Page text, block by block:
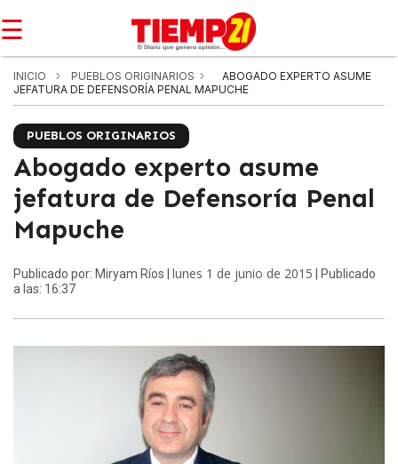
☰
INICIO PUEBLOS ORIGINARIOS
ABOGADO EXPERTO ASUME
JEFATURA DE DEFENSORÍA PENAL MAPUCHE
PUEBLOS ORIGINARIOS
Abogado experto asume
jefatura de Defensoría Penal
Mapuche
Publicado por: Miryam Ríos | lunes 1 de junio de 2015 | Publicado
a las: 16:37